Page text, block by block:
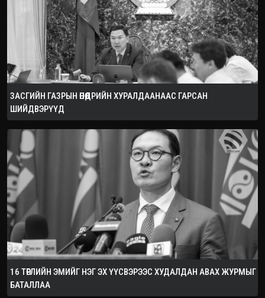
ЗАСГИЙН ГАЗРЫН ӨНӨӨДРИЙН ХУРАЛДААНААС ГАРСАН
ШИЙДВЭРҮҮД
16 ТӨРЛИЙН ЭМИЙГ НЭГ ЭХ ҮҮСВЭРЭЭС ХУДАЛДАН АВАХ ЖУРМЫГ
БАТАЛЛАА